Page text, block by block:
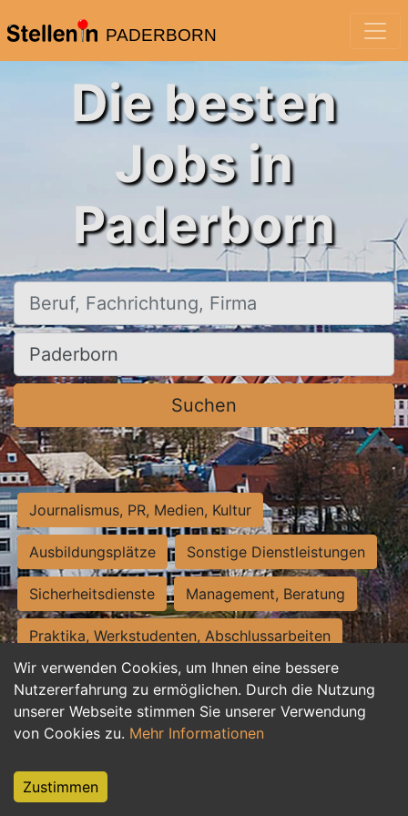
PADERBORN
Wir verwenden Cookies, um Ihnen eine bessere
Nutzererfahrung zu ermöglichen. Durch die Nutzung
unserer Webseite stimmen Sie unserer Verwendung
von Cookies zu. Mehr Informationen
Zustimmen
Die besten
Jobs in
Paderborn
Beruf, Fachrichtung, Firma
Ort, Stadt
Suchen
Journalismus, PR, Medien, Kultur
Ausbildungsplätze Sonstige Dienstleistungen
Sicherheitsdienste Management, Beratung
Praktika, Werkstudenten, Abschlussarbeiten
Personalwesen Assistenz, Sekretariat
Hilfskräfte, Aushilfs- und Nebenjobs
Weiterbildung, Studium, duale Ausbildung